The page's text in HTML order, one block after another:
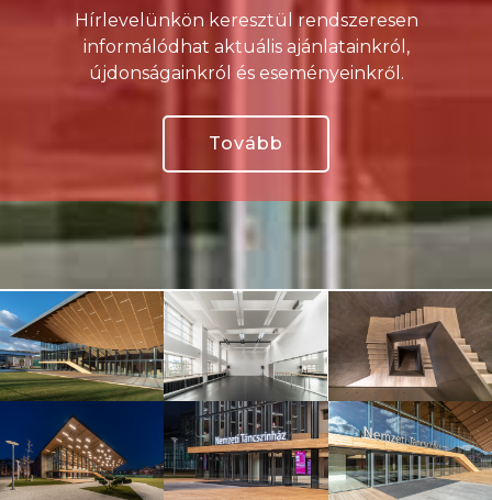
Hírlevelünkön keresztül rendszeresen
informálódhat aktuális ajánlatainkról,
újdonságainkról és eseményeinkről.
Tovább